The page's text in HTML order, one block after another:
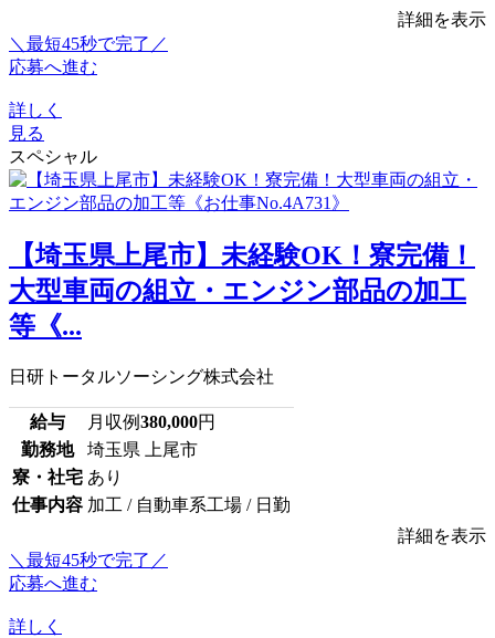
詳細を表示
＼最短45秒で完了／
応募へ進む
詳しく
見る
スペシャル
【埼玉県上尾市】未経験OK！寮完備！
大型車両の組立・エンジン部品の加工
等《...
日研トータルソーシング株式会社
給与 月収例380,000円
勤務地
埼玉県 上尾市
寮・社宅 あり
仕事内容 加工 / 自動車系工場 / 日勤
詳細を表示
＼最短45秒で完了／
応募へ進む
詳しく